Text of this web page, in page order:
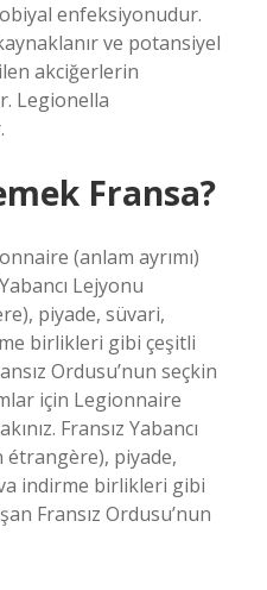
enfeksiyonudur.
ve potansiyel
akciğerlerin
Legionella
Fransa?
(anlam ayrımı)
Lejyonu
piyade, süvari,
birlikleri gibi çeşitli
Ordusu’nun seçkin
için Legionnaire
Fransız Yabancı
étrangère), piyade,
indirme birlikleri gibi
Fransız Ordusu’nun